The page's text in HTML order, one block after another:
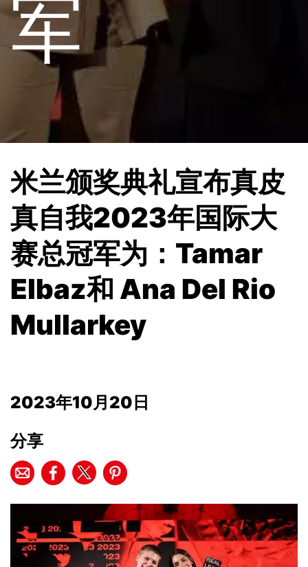
军
米兰颁奖典礼宣布真皮
真自我2023年国际大
赛总冠军为：Tamar
Elbaz和 Ana Del Rio
Mullarkey
2023年10月20日
分享